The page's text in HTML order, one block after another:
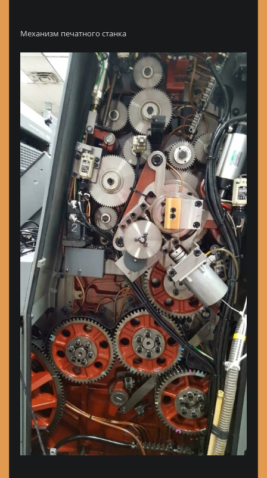
Механизм печатного станка